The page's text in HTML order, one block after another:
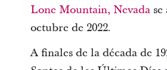
Lone Mountain, Nevadase
octubre de 2022.
A finales de la década de